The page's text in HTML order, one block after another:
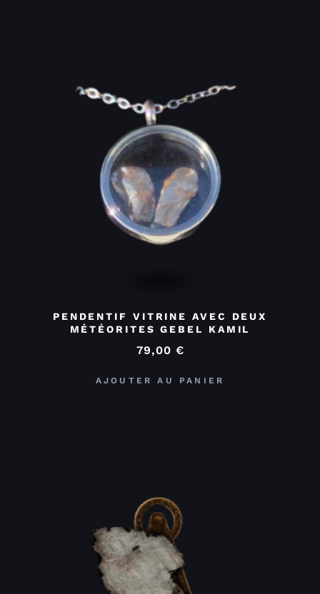
PENDENTIF VITRINE AVEC DEUX
MÉTÉORITES GEBEL KAMIL
79,00 €
AJOUTER AU PANIER